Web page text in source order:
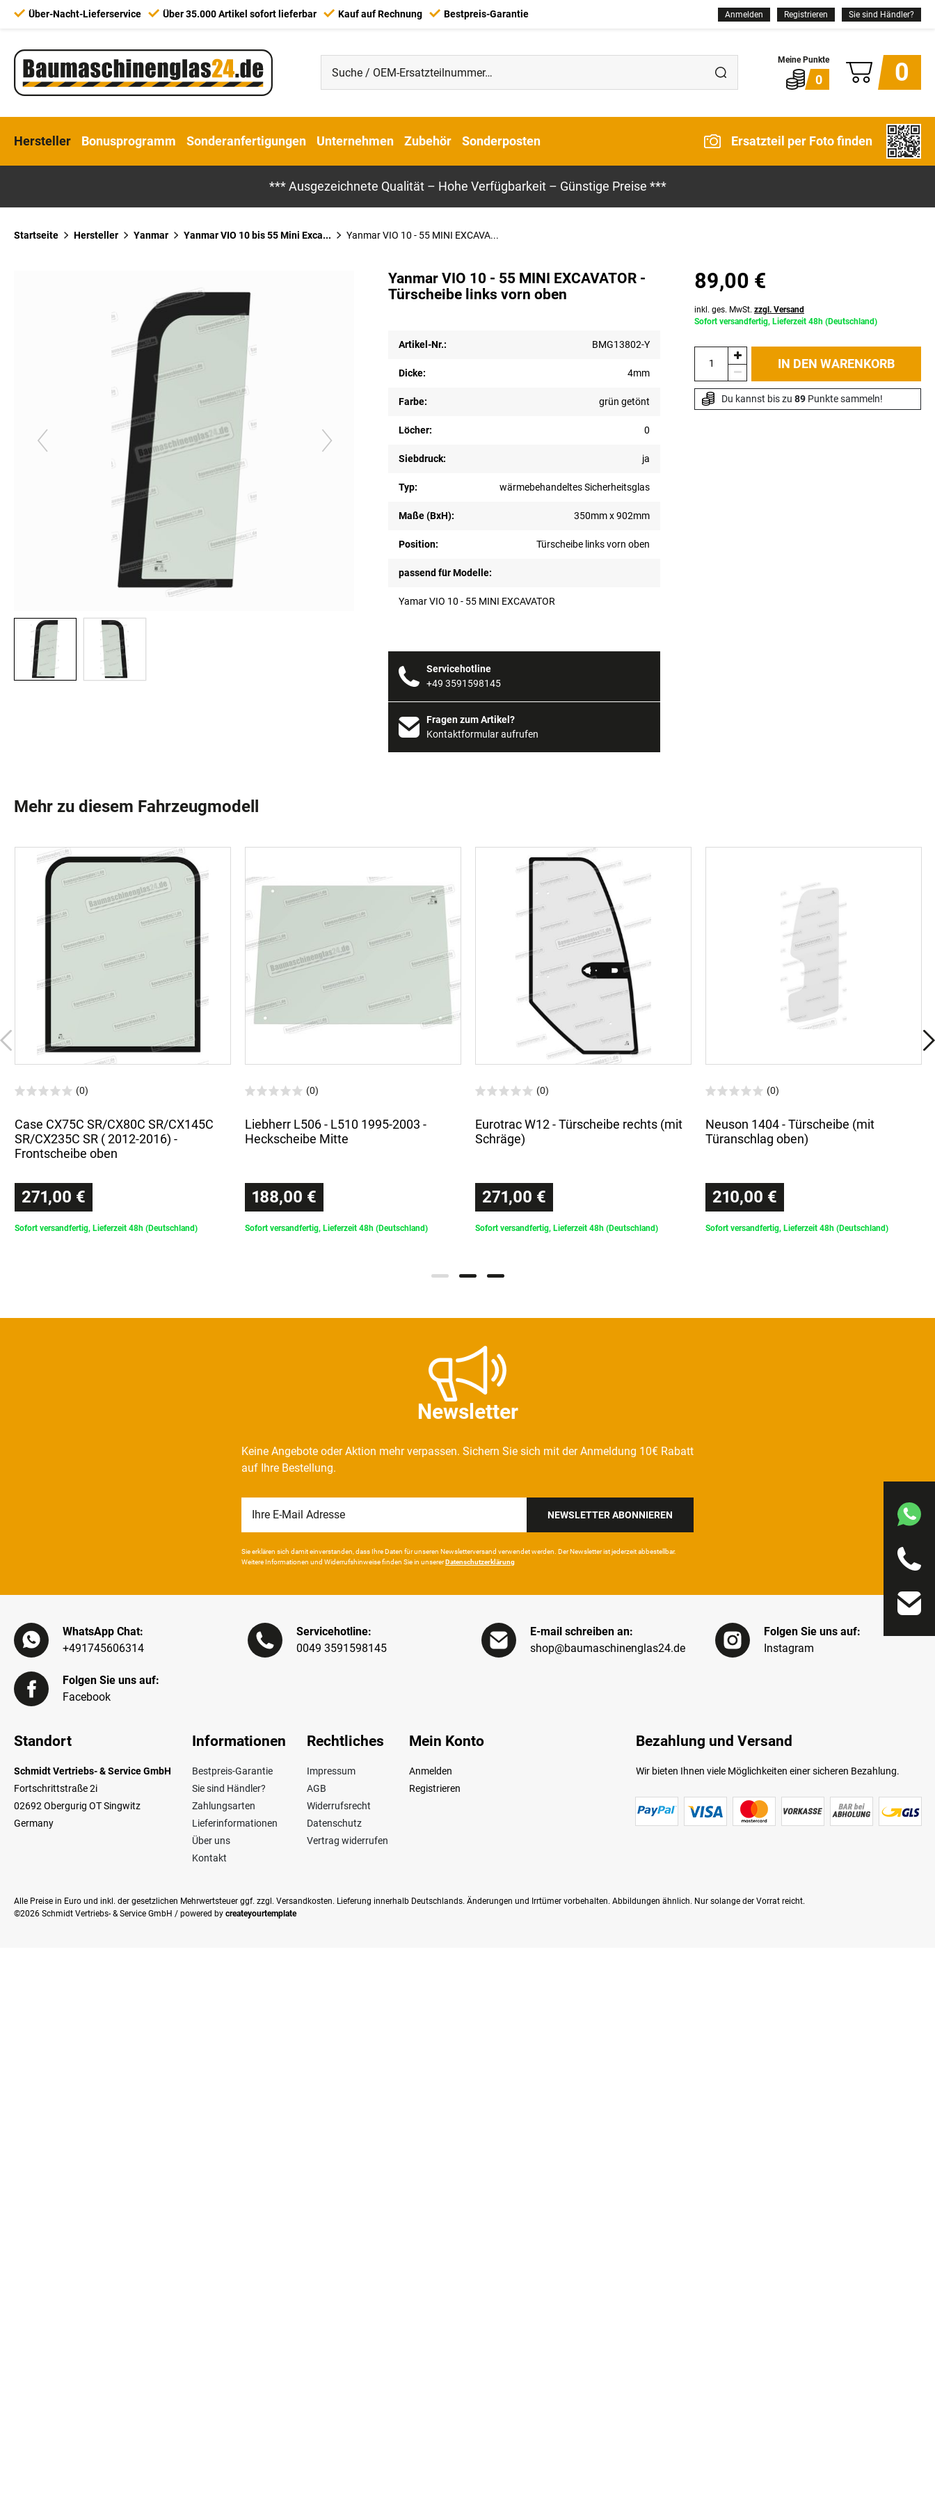
Über-Nacht-Lieferservice Über 35.000 Artikel sofort lieferbar Kauf auf Rechnung Bestpreis-Garantie Anmelden Registrieren Sie sind Händler?
0 0
Hersteller Bonusprogramm Sonderanfertigungen Unternehmen Zubehör Sonderposten Ersatzteil per Foto finden
*** Ausgezeichnete Qualität – Hohe Verfügbarkeit – Günstige Preise ***
Startseite Hersteller Yanmar Yanmar VIO 10 bis 55 Mini Exca... Yanmar VIO 10 - 55 MINI EXCAVA...
Yanmar VIO 10 - 55 MINI EXCAVATOR -
Türscheibe links vorn oben
Artikel-Nr.: BMG13802-Y
Dicke: 4mm
Farbe: grün getönt
Löcher: 0
Siebdruck: ja
Typ: wärmebehandeltes Sicherheitsglas
Maße (BxH): 350mm x 902mm
Position: Türscheibe links vorn oben
passend für Modelle:
Yamar VIO 10 - 55 MINI EXCAVATOR
Servicehotline
+49 3591598145
Fragen zum Artikel?
Kontaktformular aufrufen
89,00 €
inkl. ges. MwSt. zzgl. Versand
Sofort versandfertig, Lieferzeit 48h (Deutschland)
IN DEN WARENKORB
Du kannst bis zu 89 Punkte sammeln!
Mehr zu diesem Fahrzeugmodell
(0)
Case CX75C SR/CX80C SR/CX145C
SR/CX235C SR ( 2012-2016) -
Frontscheibe oben
271,00 €
Sofort versandfertig, Lieferzeit 48h (Deutschland)
(0)
Liebherr L506 - L510 1995-2003 -
Heckscheibe Mitte
188,00 €
Sofort versandfertig, Lieferzeit 48h (Deutschland)
(0)
Eurotrac W12 - Türscheibe rechts (mit
Schräge)
271,00 €
Sofort versandfertig, Lieferzeit 48h (Deutschland)
(0)
Neuson 1404 - Türscheibe (mit
Türanschlag oben)
210,00 €
Sofort versandfertig, Lieferzeit 48h (Deutschland)
Newsletter
Keine Angebote oder Aktion mehr verpassen. Sichern Sie sich mit der Anmeldung 10€ Rabatt
auf Ihre Bestellung.
Honig
NEWSLETTER ABONNIEREN
Sie erklären sich damit ein­ver­standen, dass Ihre Da­ten für unseren News­letter­versand ver­wen­det werden. Der News­letter ist jeder­zeit ab­bestel­lbar.
Weitere Infor­mationen und Wider­rufshin­weise finden Sie in unsererDaten­schutz­erklärung
WhatsApp Chat:
+491745606314
Servicehotline:
0049 3591598145
E-mail schreiben an:
shop@baumaschinenglas24.de
Folgen Sie uns auf:
Instagram
Folgen Sie uns auf:
Facebook
Standort
Schmidt Vertriebs- & Service GmbH
Fortschrittstraße 2i
02692 Obergurig OT Singwitz
Germany
Informationen
Bestpreis-Garantie
Sie sind Händler?
Zahlungsarten
Lieferinformationen
Über uns
Kontakt
Rechtliches
Impressum
AGB
Widerrufsrecht
Datenschutz
Vertrag widerrufen
Mein Konto
Anmelden
Registrieren
Bezahlung und Versand
Wir bieten Ihnen viele Möglichkeiten einer sicheren Bezahlung.
Alle Preise in Euro und inkl. der gesetzlichen Mehrwertsteuer ggf. zzgl. Versandkosten. Lieferung innerhalb Deutschlands. Änderungen und Irrtümer vorbehalten. Abbildungen ähnlich. Nur solange der Vorrat reicht.
©2026 Schmidt Vertriebs- & Service GmbH / powered by createyourtemplate